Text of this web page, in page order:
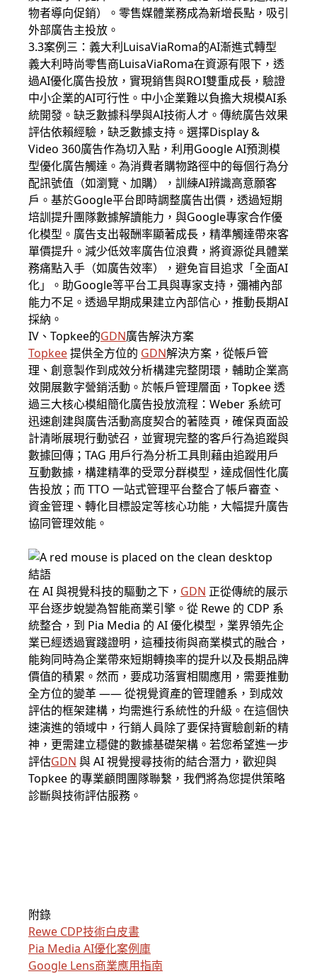
物者導向促銷）。零售媒體業務成為新增長點，吸引
外部廣告主投放。
3.3案例三：義大利LuisaViaRoma的AI漸進式轉型
義大利時尚零售商LuisaViaRoma在資源有限下，透
過AI優化廣告投放，實現銷售與ROI雙重成長，驗證
中小企業的AI可行性。中小企業難以負擔大規模AI系
統開發。缺乏數據科學與AI技術人才。傳統廣告效果
評估依賴經驗，缺乏數據支持。選擇Display &
Video 360廣告作為切入點，利用Google AI預測模
型優化廣告觸達。為消費者購物路徑中的每個行為分
配訊號值（如瀏覽、加購），訓練AI辨識高意願客
戶。基於Google平台即時調整廣告出價，透過短期
培訓提升團隊數據解讀能力，與Google專家合作優
化模型。廣告支出報酬率顯著成長，精準觸達帶來客
單價提升。減少低效率廣告位浪費，將資源從具體業
務痛點入手（如廣告效率），避免盲目追求「全面AI
化」。助Google等平台工具與專家支持，彌補內部
能力不足。透過早期成果建立內部信心，推動長期AI
採納。
IV、Topkee的GDN廣告解決方案
Topkee提供全方位的 GDN解決方案，從帳戶管
理、創意製作到成效分析構建完整閉環，輔助企業高
效開展數字營銷活動。於帳戶管理層面，Topkee 透
過三大核心模組簡化廣告投放流程：Weber 系統可
迅速創建與廣告活動高度契合的著陸頁，確保頁面設
計清晰展現行動號召，並實現完整的客戶行為追蹤與
數據回傳；TAG 用戶行為分析工具則藉由追蹤用戶
互動數據，構建精準的受眾分群模型，達成個性化廣
告投放；而 TTO 一站式管理平台整合了帳戶審查、
資金管理、轉化目標設定等核心功能，大幅提升廣告
協同管理效能。
結語
在 AI 與視覺科技的驅動之下， GDN 正從傳統的展示
平台逐步蛻變為智能商業引擎。從 Rewe 的 CDP 系
統整合，到 Pia Media 的 AI 優化模型，業界領先企
業已經透過實踐證明，這種技術與商業模式的融合，
能夠同時為企業帶來短期轉換率的提升以及長期品牌
價值的積累。然而，要成功落實相關應用，需要推動
全方位的變革 —— 從視覺資產的管理體系，到成效
評估的框架建構，均需進行系統性的升級。在這個快
速演進的領域中，行銷人員除了要保持實驗創新的精
神，更需建立穩健的數據基礎架構。若您希望進一步
評估GDN 與 AI 視覺搜尋技術的結合潛力，歡迎與
Topkee 的專業顧問團隊聯繫，我們將為您提供策略
診斷與技術評估服務。
附錄
Rewe CDP技術白皮書
Pia Media AI優化案例庫
Google Lens商業應用指南